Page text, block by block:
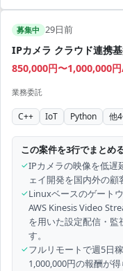
募集中 29日前
IPカメラ クラウド連携
850,000円〜1,000,000
業務委託
C++ IoT Python 他4
この案件を3行でまとめ
✓IPカメラの映像を低遅
ェイ開発を国内外の顧
✓Linuxベースのゲート
AWS Kinesis Video
を用いた設定配信・監
す。
✓フルリモートで週5日
1,000,000円の報酬が得